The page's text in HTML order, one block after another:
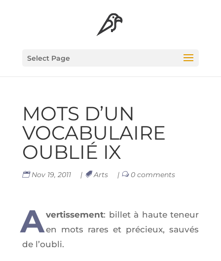
Select Page
MOTS D’UN
VOCA­BU­LAIRE
OUBLIÉ IX
Nov 19, 2011 | Arts | 0 comments
Aver­tis­se­ment: billet à haute teneur
en mots rares et pré­cieux, sau­vés
de l’oubli.